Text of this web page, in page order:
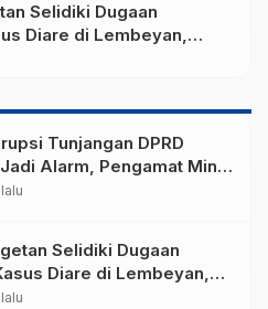
Selidiki Dugaan
Diare di Lembeyan,
Epidemiologi
Tunjangan DPRD
Alarm, Pengamat Minta
Tata Kelola
Selidiki Dugaan
Diare di Lembeyan,
Epidemiologi